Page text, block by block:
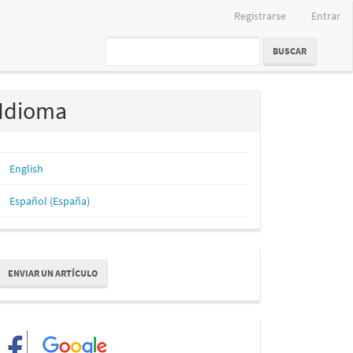
Registrarse Entrar
BUSCAR
Idioma
English
Español (España)
ENVIAR UN ARTÍCULO
Redes